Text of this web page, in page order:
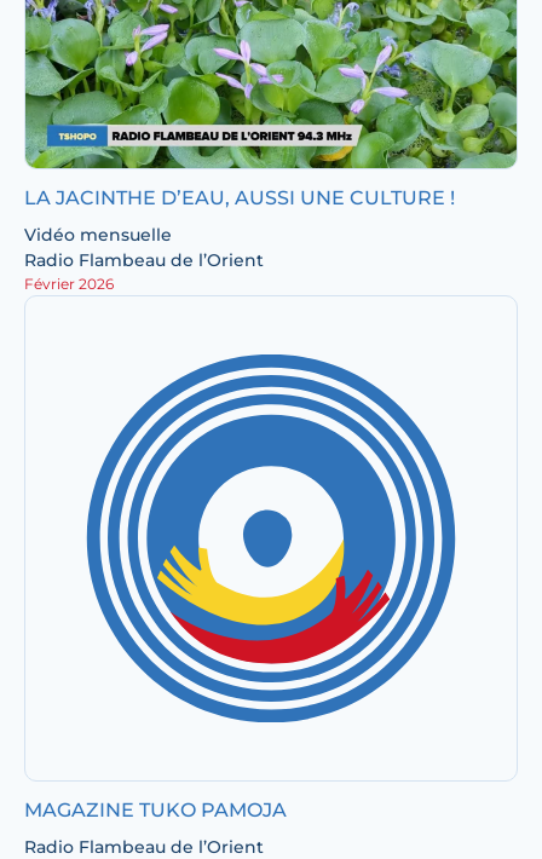
LA JACINTHE D’EAU, AUSSI UNE CULTURE !
Vidéo mensuelle
Radio Flambeau de l’Orient
Février 2026
MAGAZINE TUKO PAMOJA
Radio Flambeau de l’Orient